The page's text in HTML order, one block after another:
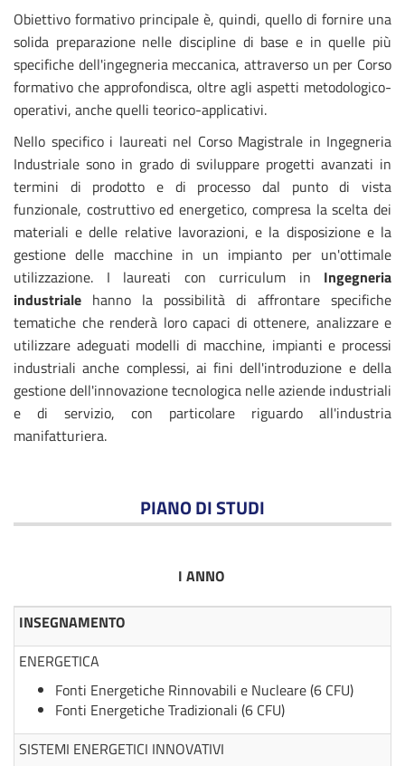
Obiettivo formativo principale è, quindi, quello di fornire una
solida preparazione nelle discipline di base e in quelle più
specifiche dell'ingegneria meccanica, attraverso un per Corso
formativo che approfondisca, oltre agli aspetti metodologico-
operativi, anche quelli teorico-applicativi.
Nello specifico i laureati nel Corso Magistrale in Ingegneria
Industriale sono in grado di sviluppare progetti avanzati in
termini di prodotto e di processo dal punto di vista
funzionale, costruttivo ed energetico, compresa la scelta dei
materiali e delle relative lavorazioni, e la disposizione e la
gestione delle macchine in un impianto per un'ottimale
utilizzazione. I laureati con curriculum in Ingegneria
industriale hanno la possibilità di affrontare specifiche
tematiche che renderà loro capaci di ottenere, analizzare e
utilizzare adeguati modelli di macchine, impianti e processi
industriali anche complessi, ai fini dell'introduzione e della
gestione dell'innovazione tecnologica nelle aziende industriali
e di servizio, con particolare riguardo all'industria
manifatturiera.
PIANO DI STUDI
I ANNO
INSEGNAMENTO
ENERGETICA
Fonti Energetiche Rinnovabili e Nucleare (6 CFU)
Fonti Energetiche Tradizionali (6 CFU)
SISTEMI ENERGETICI INNOVATIVI